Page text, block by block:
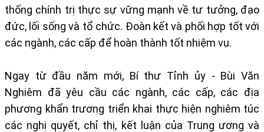
thống chính trị thực sự vững mạnh về tư tưởng, đạo
đức, lối sống và tổ chức. Đoàn kết và phối hợp tốt với
các ngành, các cấp để hoàn thành tốt nhiệm vụ.
Ngay từ đầu năm mới, Bí thư Tỉnh ủy - Bùi Văn
Nghiêm đã yêu cầu các ngành, các cấp, các địa
phương khẩn trương triển khai thực hiện nghiêm túc
các nghị quyết, chỉ thị, kết luận của Trung ương và